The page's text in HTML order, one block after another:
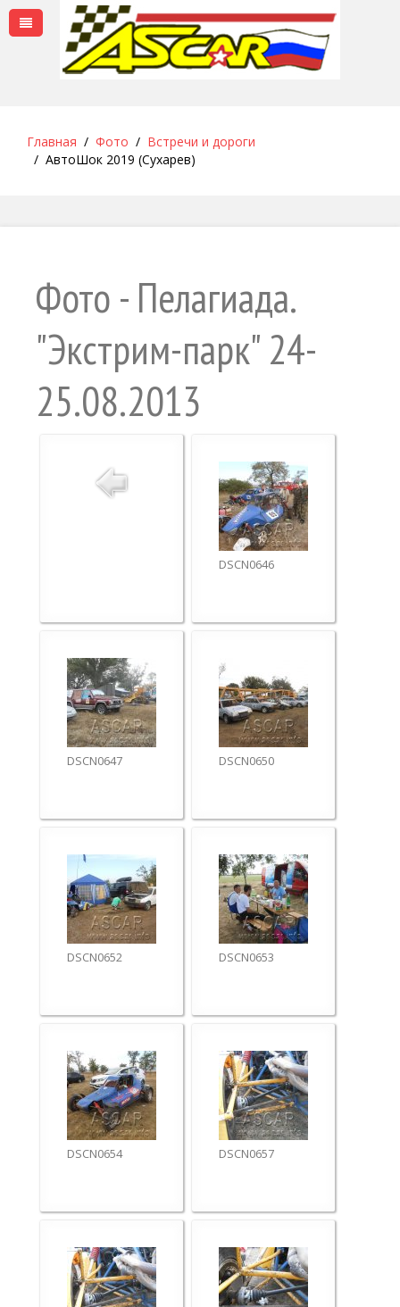
Главная Фото
Встречи и дороги
АвтоШок 2019 (Сухарев)
Фото - Пелагиада.
"Экстрим-парк" 24-
25.08.2013
DSCN0646
DSCN0647 DSCN0650
DSCN0652 DSCN0653
DSCN0654 DSCN0657